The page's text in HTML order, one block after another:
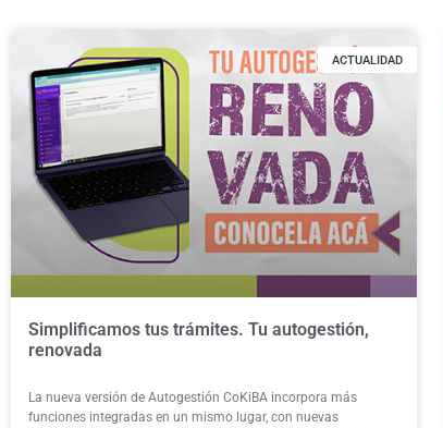
ACTUALIDAD
Simplificamos tus trámites. Tu autogestión,
renovada
La nueva versión de Autogestión CoKiBA incorpora más
funciones integradas en un mismo lugar, con nuevas